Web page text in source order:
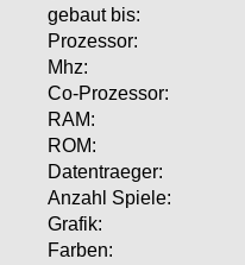
gebaut bis:
Prozessor:
Mhz:
Co-Prozessor:
RAM:
ROM:
Datentraeger:
Anzahl Spiele:
Grafik:
Farben: